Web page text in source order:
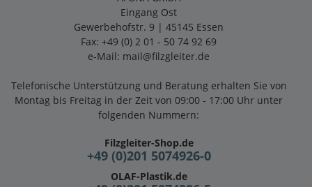
Eingang Ost
Gewerbehofstr. 9 | 45145 Essen
Fax: +49 (0) 2 01 - 50 74 92 69
e-Mail: mail@filzgleiter.de
Telefonische Unterstützung und Beratung erhalten Sie von
Montag bis Freitag in der Zeit von 09:00 - 17:00 Uhr unter
folgenden Nummern:
Filzgleiter-Shop.de
+49 (0)201 5074926-0
OLAF-Plastik.de